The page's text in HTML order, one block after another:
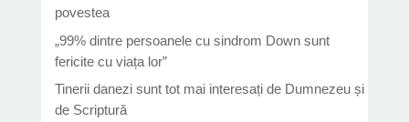
povestea
„99% dintre persoanele cu sindrom Down sunt
fericite cu viața lor”
Tinerii danezi sunt tot mai interesați de Dumnezeu și
de Scriptură